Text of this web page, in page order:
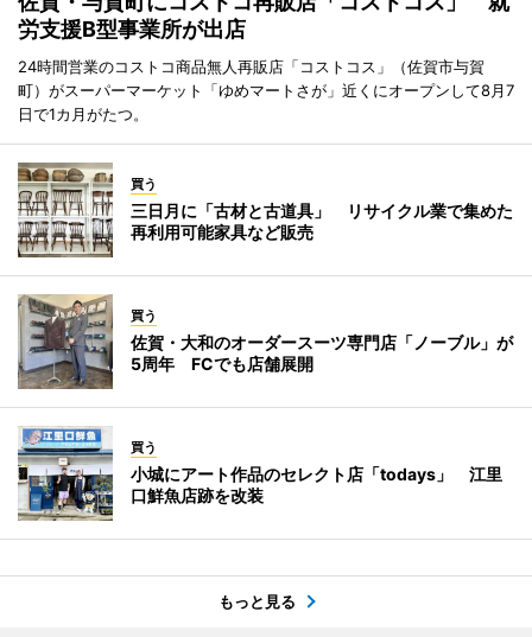
労支援B型事業所が出店
24時間営業のコストコ商品無人再販店「コストコス」（佐賀市与賀
町）がスーパーマーケット「ゆめマートさが」近くにオープンして8月7
日で1カ月がたつ。
買う
三日月に「古材と古道具」 リサイクル業で集めた
再利用可能家具など販売
買う
佐賀・大和のオーダースーツ専門店「ノーブル」が
5周年 FCでも店舗展開
買う
小城にアート作品のセレクト店「todays」 江里
口鮮魚店跡を改装
もっと見る